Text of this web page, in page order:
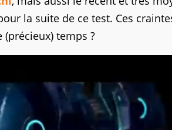
la suite de ce test. Ces
temps ?